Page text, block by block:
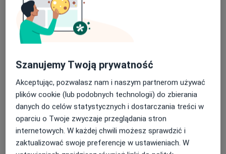
Od 200 zł Szczegóły
Ostrzyknięcie blizny kolagenem
Od 700 zł
Liposukcja podbródka
Od 200 zł Szczegóły Umów wizytę
Mezobotoks
Od 600 zł Szczegóły Umów wizytę
Szanujemy Twoją prywatność
Akceptując, pozwalasz nam i naszym partnerom używać
plików cookie (lub podobnych technologii) do zbierania
danych do celów statystycznych i dostarczania treści w
oparciu o Twoje zwyczaje przeglądania stron
internetowych. W każdej chwili możesz sprawdzić i
zaktualizować swoje preferencje w ustawieniach. W